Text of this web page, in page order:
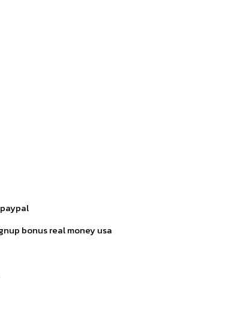
bonus real money usa